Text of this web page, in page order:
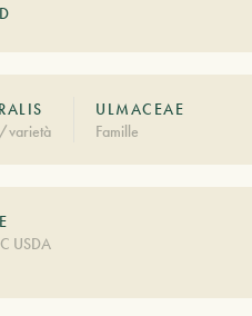
varietà
ULMACEAE
Famille
USDA